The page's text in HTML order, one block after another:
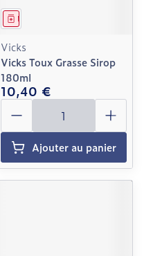
Médicament
Vicks
Vicks Toux Grasse Sirop
180ml
10,40 €
Quantité
Ajouter au panier